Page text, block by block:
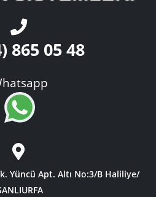
865 05 48
Yüncü Apt. Altı No:3/B Haliliye/